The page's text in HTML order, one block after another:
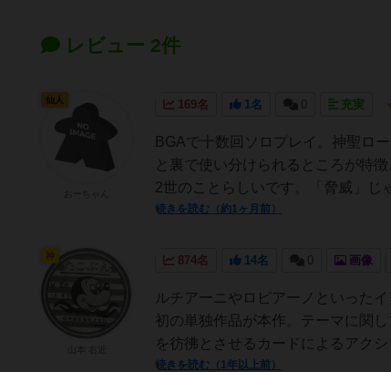
レビュー 2件
169名 1名 0 充実
BGAで十数回ソロプレイ。神聖ロ
と裏で使い分けられるところが特
2世のことらしいです。「脅威」じ
続きを読む（約1ヶ月前）
仙人
874名 14名 0 画像
ルチアーニやロピアーノといった
初の単独作品が本作。テーマに関
を彷彿とさせるカードによるアク
続きを読む（1年以上前）